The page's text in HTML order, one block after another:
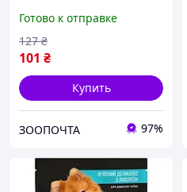
собак малых пород для
здоровья кожи и шерсти
с уткой 140 г
Готово к отправке
101 ₴
127 ₴
Купить
ЗООПОЧТА 97%